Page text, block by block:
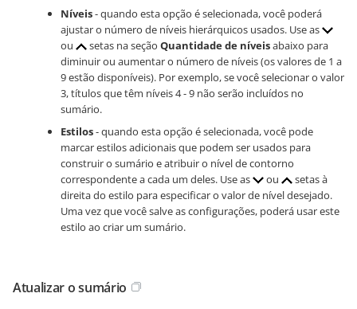
Níveis- quando esta opção é selecionada, você poderá
ajustar o número de níveis hierárquicos usados. Use as
ou
setas na seção Quantidade de níveisabaixo para
diminuir ou aumentar o número de níveis (os valores de 1 a
9 estão disponíveis). Por exemplo, se você selecionar o valor
3, títulos que têm níveis 4 - 9 não serão incluídos no
sumário.
Estilos- quando esta opção é selecionada, você pode
marcar estilos adicionais que podem ser usados para
construir o sumário e atribuir o nível de contorno
correspondente a cada um deles. Use as
ou
setas à
direita do estilo para especificar o valor de nível desejado.
Uma vez que você salve as configurações, poderá usar este
estilo ao criar um sumário.
Atualizar o sumário